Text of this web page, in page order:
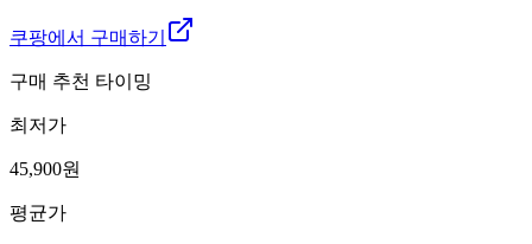
쿠팡에서 구매하기
구매 추천 타이밍
최저가
45,900원
평균가